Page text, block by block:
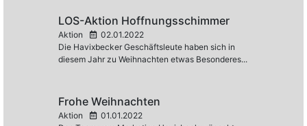
LOS-Aktion Hoffnungsschimmer
Aktion
02.01.2022
Die Havixbecker Geschäftsleute haben sich in
diesem Jahr zu Weihnachten etwas Besonderes...
Frohe Weihnachten
Aktion
01.01.2022